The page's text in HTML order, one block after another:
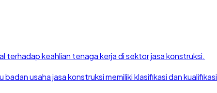
keahlian tenaga kerja di sektor jasa konstruksi.
usaha jasa konstruksi memiliki klasifikasi dan kualifikasi